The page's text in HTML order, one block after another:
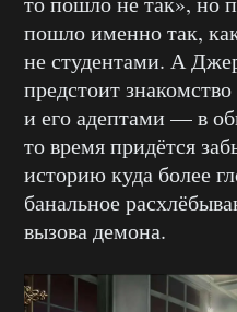
пошло именно так,
не студентами. А
предстоит
и его адептами — в
то время придётся
историю куда более
банальное
вызова демона.